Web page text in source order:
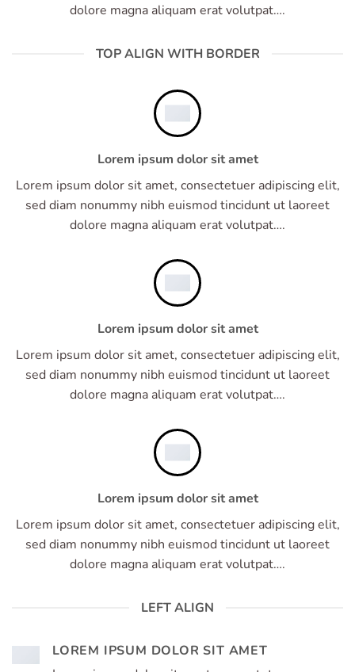
dolore magna aliquam erat volutpat….
TOP ALIGN WITH BORDER
Lorem ipsum dolor sit amet
Lorem ipsum dolor sit amet, consectetuer adipiscing elit,
sed diam nonummy nibh euismod tincidunt ut laoreet
dolore magna aliquam erat volutpat….
Lorem ipsum dolor sit amet
Lorem ipsum dolor sit amet, consectetuer adipiscing elit,
sed diam nonummy nibh euismod tincidunt ut laoreet
dolore magna aliquam erat volutpat….
Lorem ipsum dolor sit amet
Lorem ipsum dolor sit amet, consectetuer adipiscing elit,
sed diam nonummy nibh euismod tincidunt ut laoreet
dolore magna aliquam erat volutpat….
LEFT ALIGN
LOREM IPSUM DOLOR SIT AMET